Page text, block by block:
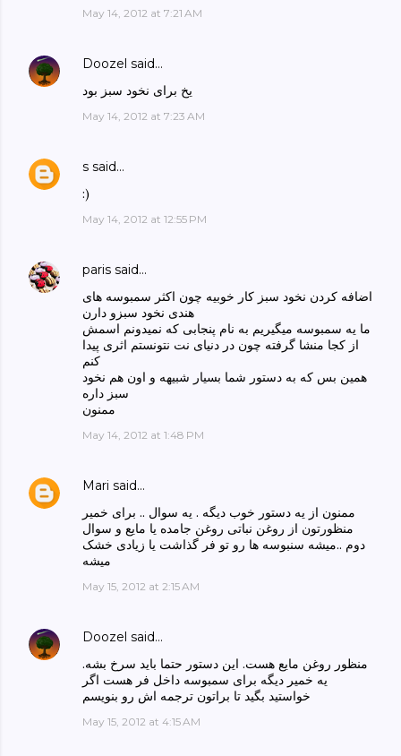
May 14, 2012 at 7:21 AM
Doozel said…
یخ برای نخود سبز بود
May 14, 2012 at 7:23 AM
s said…
:)
May 14, 2012 at 12:55 PM
paris said…
اضافه کردن نخود سبز کار خوبیه چون اکثر سمبوسه های
هندی نخود سبزو دارن
ما یه سمبوسه میگیریم به نام پنجابی که نمیدونم اسمش
از کجا منشا گرفته چون در دنیای نت نتونستم اثری پیدا
کنم
همین بس که به دستور شما بسیار شبیهه و اون هم نخود
سبز داره
ممنون
May 14, 2012 at 1:48 PM
Mari said…
ممنون از یه دستور خوب دیگه . یه سوال .. برای خمیر
منظورتون از روغن نباتی روغن جامده یا مایع و سوال
دوم ..میشه سنبوسه ها رو تو فر گذاشت یا زیادی خشک
میشه
May 15, 2012 at 2:15 AM
Doozel said…
منظور روغن مایع هست. این دستور حتما باید سرخ بشه.
یه خمیر دیگه برای سمبوسه داخل فر هست اگر
خواستید بگید تا براتون ترجمه اش رو بنویسم
May 15, 2012 at 4:15 AM